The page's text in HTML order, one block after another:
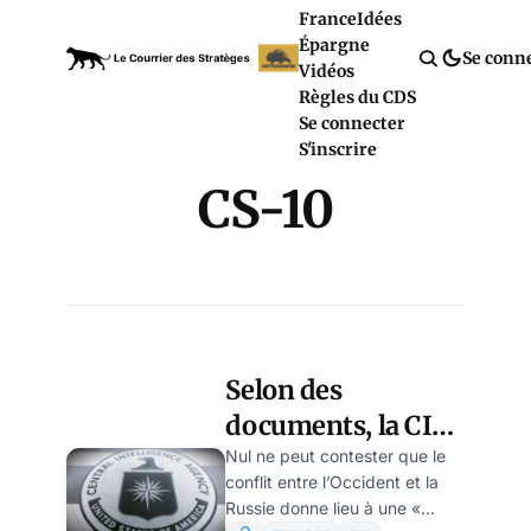
FranceIdées
Épargne
Vidéos
Règles du CDS
Se connecter
S'inscrire
Se
CS-10
Selon des
documents, la CIA
aurait organisé les
attentats du 11
Nul ne peut contester que le
conflit entre l’Occident et la
Russie donne lieu à une «